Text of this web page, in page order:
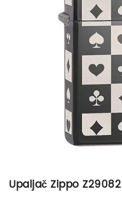
Upaljač Zippo Z29082